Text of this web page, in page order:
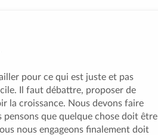
pour ce qui est juste et pas
Il faut débattre, proposer de
la croissance. Nous devons faire
pensons que quelque chose doit être
nous engageons finalement doit